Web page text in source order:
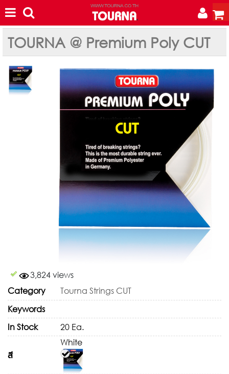
TOURNA @ Premium Poly CUT
3,824 views
Category
Tourna Strings CUT
Keywords
In Stock
20 Ea.
สี
White